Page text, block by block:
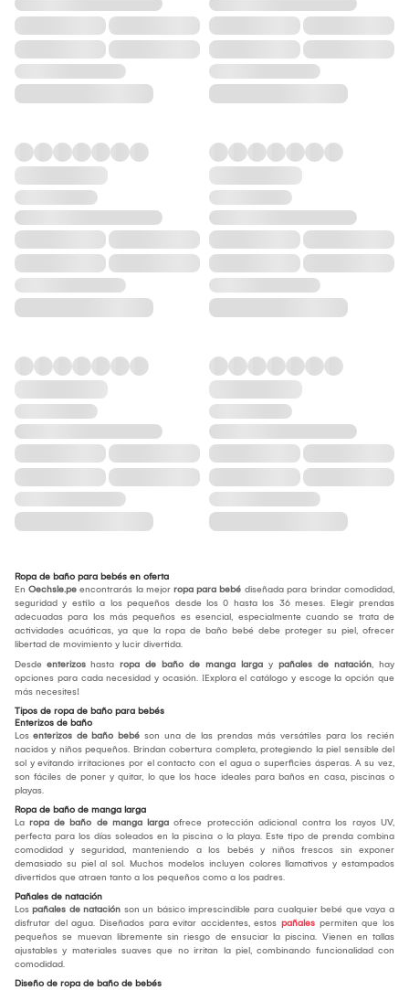
Ropa de baño para bebés en oferta
En Oechsle.pe encontrarás la mejor ropa para bebé diseñada para brindar comodidad,
seguridad y estilo a los pequeños desde los 0 hasta los 36 meses. Elegir prendas
adecuadas para los más pequeños es esencial, especialmente cuando se trata de
actividades acuáticas, ya que la ropa de baño bebé debe proteger su piel, ofrecer
libertad de movimiento y lucir divertida.
Desde enterizos hasta ropa de baño de manga larga y pañales de natación, hay
opciones para cada necesidad y ocasión. ¡Explora el catálogo y escoge la opción que
más necesites!
Tipos de ropa de baño para bebés
Enterizos de baño
Los enterizos de baño bebé son una de las prendas más versátiles para los recién
nacidos y niños pequeños. Brindan cobertura completa, protegiendo la piel sensible del
sol y evitando irritaciones por el contacto con el agua o superficies ásperas. A su vez,
son fáciles de poner y quitar, lo que los hace ideales para baños en casa, piscinas o
playas.
Ropa de baño de manga larga
La ropa de baño de manga larga ofrece protección adicional contra los rayos UV,
perfecta para los días soleados en la piscina o la playa. Este tipo de prenda combina
comodidad y seguridad, manteniendo a los bebés y niños frescos sin exponer
demasiado su piel al sol. Muchos modelos incluyen colores llamativos y estampados
divertidos que atraen tanto a los pequeños como a los padres.
Pañales de natación
Los pañales de natación son un básico imprescindible para cualquier bebé que vaya a
disfrutar del agua. Diseñados para evitar accidentes, estos pañales permiten que los
pequeños se muevan libremente sin riesgo de ensuciar la piscina. Vienen en tallas
ajustables y materiales suaves que no irritan la piel, combinando funcionalidad con
comodidad.
Diseño de ropa de baño de bebés